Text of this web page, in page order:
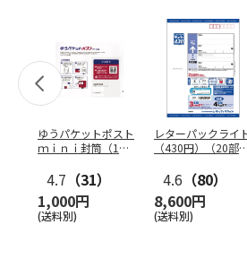
ゆうパケットポスト
ｍｉｎｉ封筒（1個
4.7 （31）
1,000円
(送料別)
レターパックライ
（430円）（20部セ
4.6 （80）
8,600円
(送料別)